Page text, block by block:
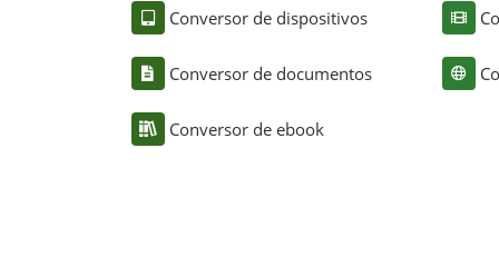
Conversor de dispositivos
Conversor de documentos
Conversor de ebook